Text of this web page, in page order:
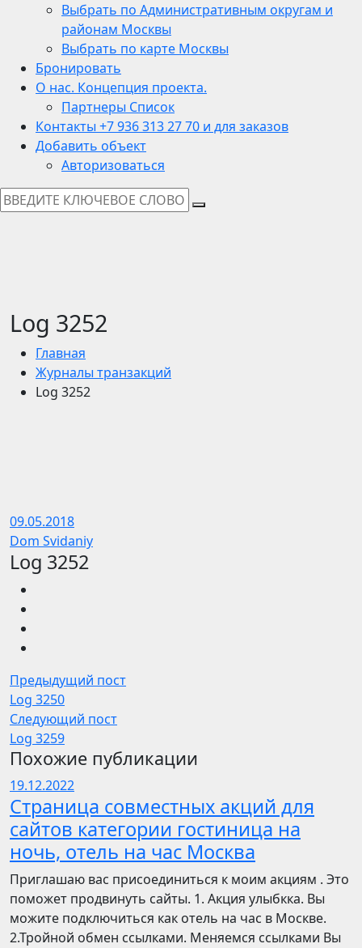
Выбрать по Административным округам и
районам Москвы
Выбрать по карте Москвы
Бронировать
О нас. Концепция проекта.
Партнеры Список
Контакты +7 936 313 27 70 и для заказов
Добавить объект
Авторизоваться
Log 3252
Главная
Журналы транзакций
Log 3252
09.05.2018
Dom Svidaniy
Log 3252
Предыдущий пост
Log 3250
Следующий пост
Log 3259
Похожие публикации
19.12.2022
Страница совместных акций для
сайтов категории гостиница на
ночь, отель на час Москва
Приглашаю вас присоединиться к моим акциям . Это
поможет продвинуть сайты. 1. Акция улыбкка. Вы
можите подключиться как отель на час в Москве.
2.Тройной обмен ссылками. Меняемся ссылками Вы